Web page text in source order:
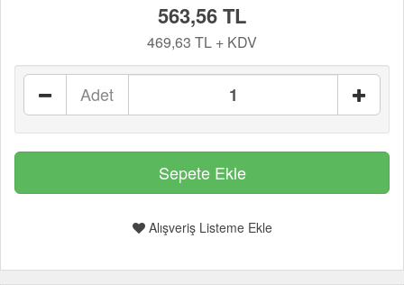
563,56 TL
469,63 TL + KDV
Adet
Alışveriş Listeme Ekle